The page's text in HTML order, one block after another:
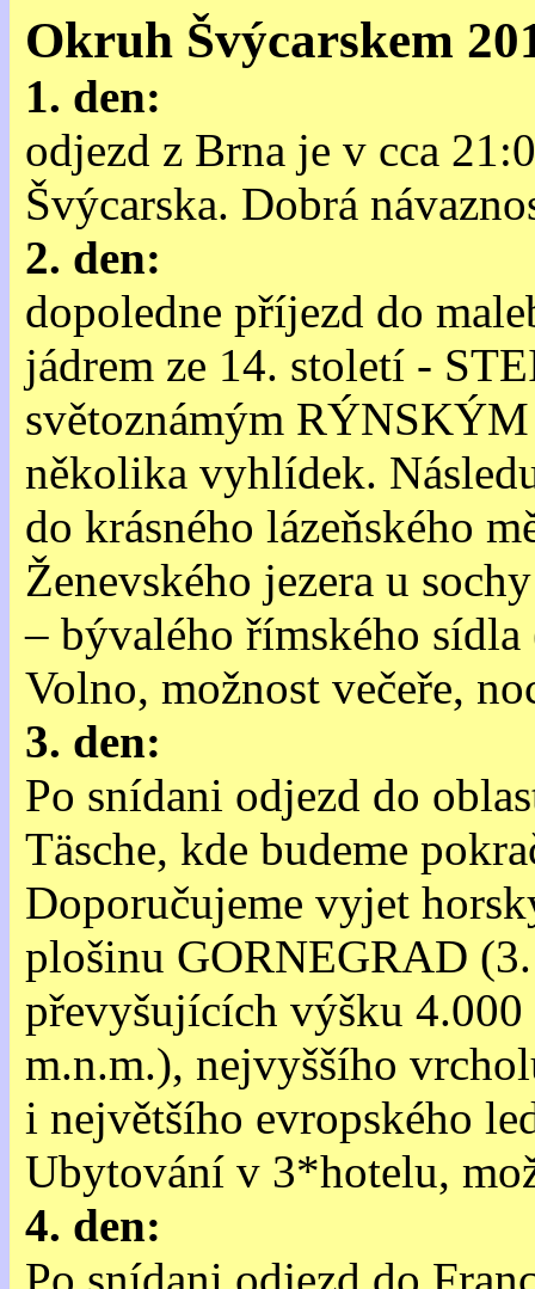
Okruh Švýcarskem
1. den:
odjezd z Brna je v cca
Švýcarska. Dobrá
2. den:
dopoledne příjezd do
jádrem ze 14. století -
světoznámým
několika vyhlídek.
do krásného lázeňského
Ženevského jezera u
– bývalého římského
Volno, možnost večeře,
3. den:
Po snídani odjezd do
Täsche, kde budeme
Doporučujeme vyjet
plošinu GORNEGRAD
převyšujících výšku
m.n.m.), nejvyššího
i největšího evropského
Ubytování v 3*hotelu,
4. den: